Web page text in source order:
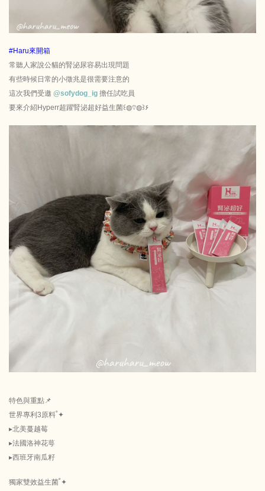
#Haru來開箱
常聽人家說公貓的腎泌尿容易出現問題
有些時候日常的小徵兆是很需要注意的
這次我們受邀 @sofydog_ig 擔任試吃員
要來介紹Hyperr超躍腎泌超好益生菌꒰◍︎⍢︎◍︎꒱۶
特色與重點📌
世界專利3原料˚✦︎
▸北美蔓越莓
▸法國洛神花萼
▸西班牙南瓜籽
獨家雙效益生菌˚✦